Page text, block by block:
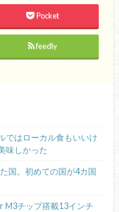
Pocket
feedly
ではローカル食もいいけ
味しかった
国。初めての国が4カ国
M3チップ搭載13インチ